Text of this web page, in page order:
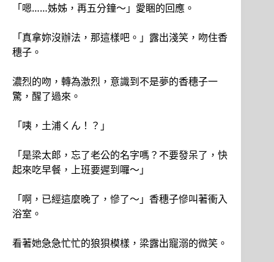
「嗯……姊姊，再五分鐘～」愛睏的回應。
「真拿妳沒辦法，那這樣吧。」露出淺笑，吻住香
穗子。
濃烈的吻，轉為激烈，意識到不是夢的香穗子一
驚，醒了過來。
「咦，土浦くん！？」
「是梁太郎，忘了老公的名字嗎？不要發呆了，快
起來吃早餐，上班要遲到囉～」
「啊，已經這麼晚了，慘了～」香穗子慘叫著衝入
浴室。
看著她急急忙忙的狼狽模樣，梁露出寵溺的微笑。